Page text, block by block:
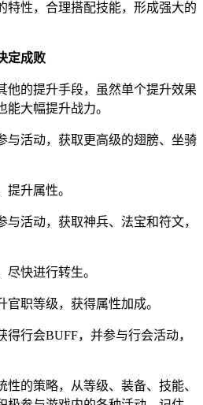
特性，合理搭配技能，形成强大的
定成败
他的提升手段，虽然单个提升效果
大幅提升战力。
与活动，获取更高级的翅膀、坐骑
升属性。
活动，获取神兵、法宝和符文，
快进行转生。
职等级，获得属性加成。
行会BUFF，并参与行会活动，
的策略，从等级、装备、技能、